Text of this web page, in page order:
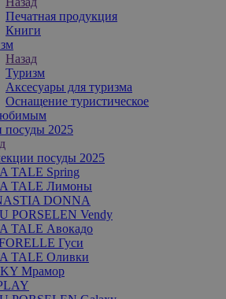
Печатная продукция
Книги
Назад
Туризм
Аксесуары для туризма
Оснащение туристическое
посуды 2025
посуды 2025
TALE Spring
TALE Лимоны
DONNA
PORSELEN Vendy
TALE Авокадо
Гуси
TALE Оливки
Мрамор